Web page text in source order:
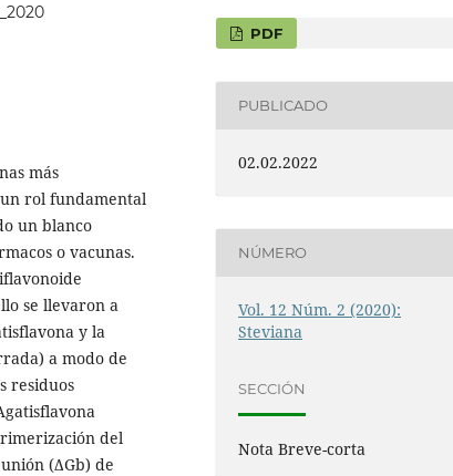
más
rol fundamental
un blanco
o vacunas.
se llevaron a
y la
a modo de
residuos
del
(ΔGb) de
PDF
PUBLICADO
02.02.2022
NÚMERO
Vol. 12 Núm. 2 (2020):
Steviana
SECCIÓN
Nota Breve-corta